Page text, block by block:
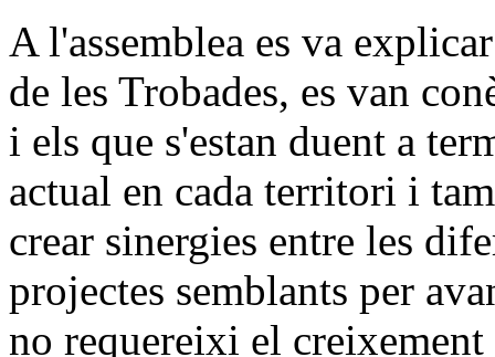
A l'assemblea es va
de les Trobades, es van
i els que s'estan duent a
actual en cada territori i
crear sinergies entre les
projectes semblants per
no requereixi el